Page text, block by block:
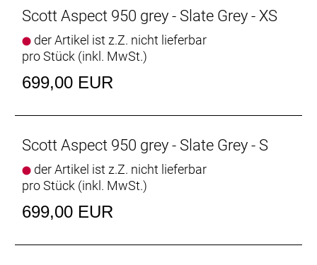
Scott Aspect 950 grey - Slate Grey - XS
der Artikel ist z.Z. nicht lieferbar
pro Stück (inkl. MwSt.)
699,00 EUR
Scott Aspect 950 grey - Slate Grey - S
der Artikel ist z.Z. nicht lieferbar
pro Stück (inkl. MwSt.)
699,00 EUR